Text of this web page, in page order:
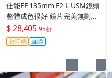
佳能EF 135mm F2 L USM鏡頭
整體成色很好 鏡片完美無劃痕
功能一切正常 無拆修無-3430
$ 28,405 95折
折扣碼 直購